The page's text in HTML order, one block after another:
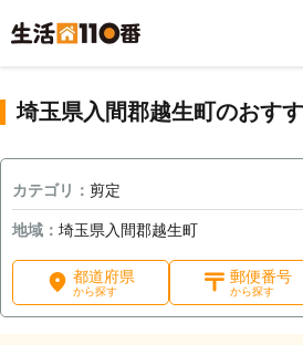
埼玉県入間郡越生町のおす
カテゴリ： 剪定
地域： 埼玉県入間郡越生町
都道府県
から探す
郵便番号
から探す